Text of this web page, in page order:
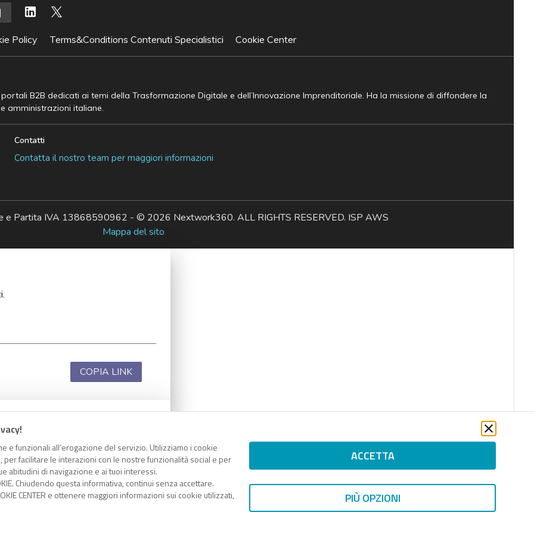
e funzionali all’erogazione del servizio. Utilizziamo i cookie
facilitare le interazioni con le nostre funzionalità social e per
abitudini di navigazione e ai tuoi interessi.
Chiudendo questa informativa, continui senza accettare.
CENTER e ottenere maggiori informazioni sui cookie utilizzati,
ACCETTA
PIÙ OPZIONI
Policy Terms&Conditions Contenuti Specialistici Cookie Center
B2B dedicati ai temi della Trasformazione Digitale e dell’Innovazione Imprenditoriale. Ha la missione di diffondere la
amministrazioni italiane.
Contatti
Contatta il nostro team per maggiori informazioni
e Partita IVA 13868590962 - © 2026 Nextwork360. ALL RIGHTS RESERVED. ISP AWS
Mappa del sito
COPIA LINK